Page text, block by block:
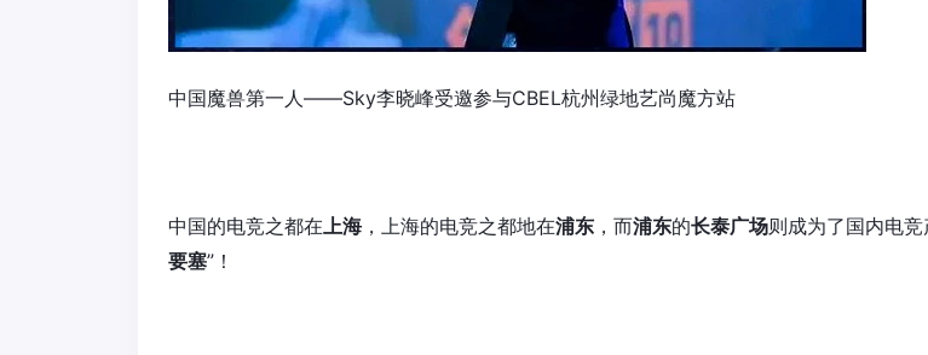
中国魔兽第一人——Sky李晓峰受邀参与CBEL杭州绿地艺尚魔方站
中国的电竞之都在上海 ，上海的电竞之都地在浦东 ，而浦东的长泰广场则成为了国内电竞
要塞”！